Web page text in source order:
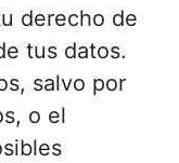
derecho de
tus datos.
salvo por
o el